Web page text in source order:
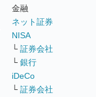
金融
ネット証券
NISA
└ 証券会社
└ 銀行
iDeCo
└ 証券会社